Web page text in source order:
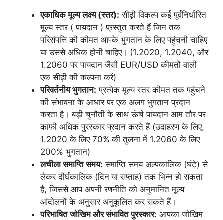
एकाधिक मूल्य लक्ष्य (स्तर): सीढ़ी विकल्प कई पूर्वनिर्धारित
मूल्य स्तर ( पायदान ) प्रस्तुत करते हैं जिन तक
परिसंपत्ति की कीमत आपके भुगतान के लिए पहुंचनी चाहिए
या उससे अधिक होनी चाहिए। (1.2020, 1.2040, और
1.2060 पर पायदान जैसी EUR/USD कीमतों वाली
एक सीढ़ी की कल्पना करें)
परिवर्तनीय भुगतान: प्रत्येक मूल्य स्तर कीमत तक पहुंचने
की संभावना के आधार पर एक अलग भुगतान प्रदान
करता है। बड़ी चुनौती के साथ ऊंचे पायदान आम तौर पर
काफी अधिक पुरस्कार प्रदान करते हैं (उदाहरण के लिए,
1.2020 के लिए 70% की तुलना में 1.2060 के लिए
200% भुगतान)
लचीला समाप्ति समय: समाप्ति समय अल्पकालिक (घंटे) से
लेकर दीर्घकालिक (दिन या सप्ताह) तक भिन्न हो सकता
है, जिससे आप अपनी रणनीति को अनुमानित मूल्य
आंदोलनों के अनुसार अनुकूलित कर सकते हैं।
परिभाषित जोखिम और संभावित पुरस्कार: आपका जोखिम